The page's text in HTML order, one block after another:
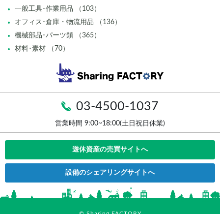
03-4500-1037
営業時間 9:00~18:00(土日祝日休業)
遊休資産の売買サイトへ
設備のシェアリングサイトへ
一般工具･作業用品 （103）
オフィス･倉庫・物流用品 （136）
機械部品･パーツ類 （365）
材料･素材 （70）